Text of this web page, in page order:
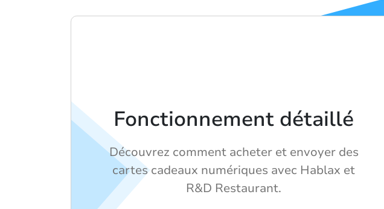
Fonctionnement détaillé
Découvrez comment acheter et envoyer des
cartes cadeaux numériques avec Hablax et
R&D Restaurant.